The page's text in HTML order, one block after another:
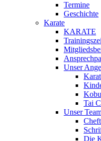
Termine
Geschichte
Karate
KARATE
Unser
Tai
Unser
Die